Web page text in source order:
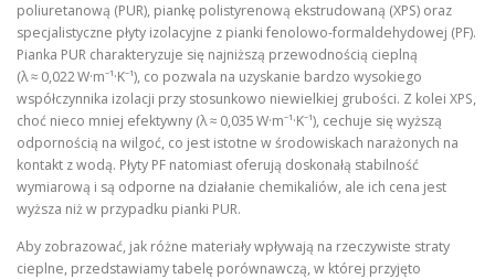
poliuretanową (PUR), piankę polistyrenową ekstrudowaną (XPS) oraz
specjalistyczne płyty izolacyjne z pianki fenolowo-formaldehydowej (PF).
Pianka PUR charakteryzuje się najniższą przewodnością cieplną
(λ ≈ 0,022 W·m⁻¹·K⁻¹), co pozwala na uzyskanie bardzo wysokiego
współczynnika izolacji przy stosunkowo niewielkiej grubości. Z kolei XPS,
choć nieco mniej efektywny (λ ≈ 0,035 W·m⁻¹·K⁻¹), cechuje się wyższą
odpornością na wilgoć, co jest istotne w środowiskach narażonych na
kontakt z wodą. Płyty PF natomiast oferują doskonałą stabilność
wymiarową i są odporne na działanie chemikaliów, ale ich cena jest
wyższa niż w przypadku pianki PUR.
Aby zobrazować, jak różne materiały wpływają na rzeczywiste straty
cieplne, przedstawiamy tabelę porównawczą, w której przyjęto